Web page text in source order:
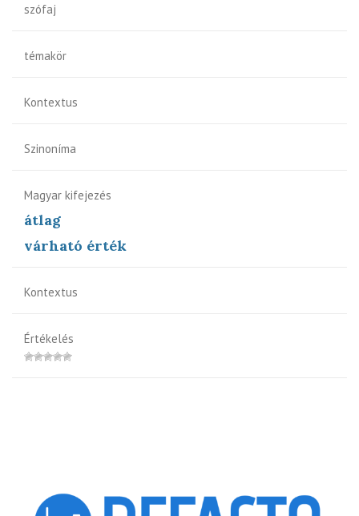
szófaj
témakör
Kontextus
Szinoníma
Magyar kifejezés
átlag
várható érték
Kontextus
Értékelés